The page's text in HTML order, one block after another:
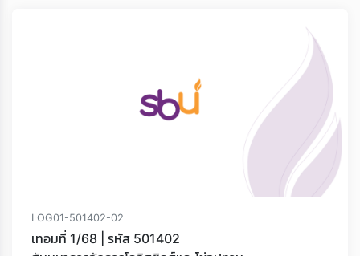
LOG01-501402-02
เทอมที่ 1/68 | รหัส 501402